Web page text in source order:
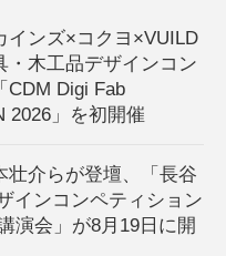
インズ×コクヨ×VUILD
・木工品デザインコン
CDM Digi Fab
2026」を初開催
壮介らが登壇、「長谷
インコンペティション
演会」が8月19日に開